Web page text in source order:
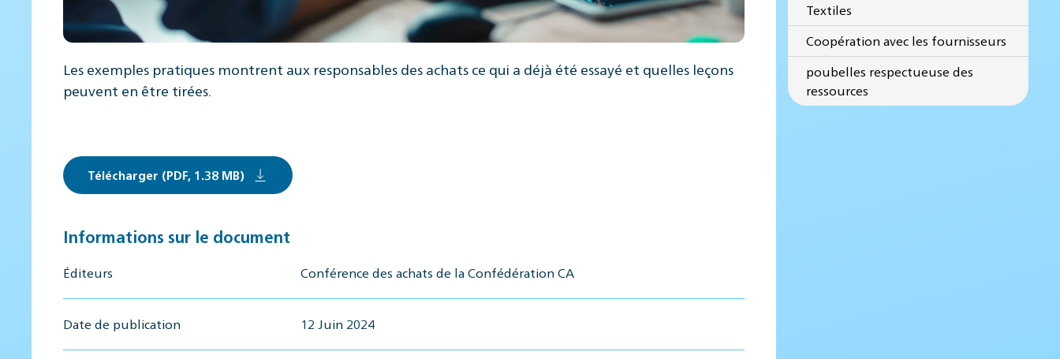
Les exemples pratiques montrent aux responsables des achats ce qui a déjà été essayé et quelles leçons
peuvent en être tirées.
Télécharger (PDF, 1.38 MB)
Informations sur le document
Éditeurs Conférence des achats de la Confédération CA
Date de publication 12 Juin 2024
Textiles
Coopération avec les fournisseurs
poubelles respectueuse des
ressources